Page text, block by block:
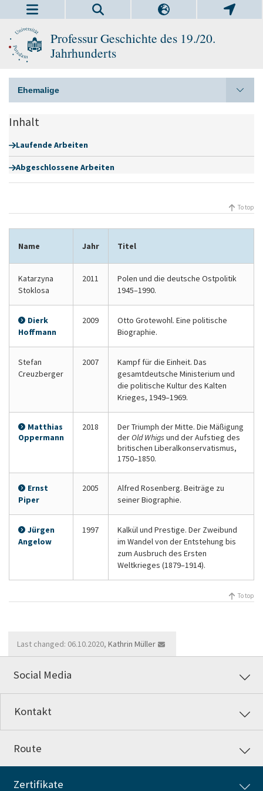
Professur Geschichte des 19./20.
Jahrhunderts
Ehemalige
Inhalt
Laufende Arbeiten
Abgeschlossene Arbeiten
To top
Name Jahr Titel
Katarzyna
Stoklosa
2011
Polen und die deutsche Ostpolitik
1945–1990.
Dierk
Hoffmann
2009
Otto Grotewohl. Eine politische
Biographie.
Stefan
Creuzberger
2007
Kampf für die Einheit. Das
gesamtdeutsche Ministerium und
die politische Kultur des Kalten
Krieges, 1949–1969.
Matthias
Oppermann
2018
Der Triumph der Mitte. Die Mäßigung
derOld Whigs und der Aufstieg des
britischen Liberalkonservatismus,
1750–1850.
Ernst
Piper
2005
Alfred Rosenberg. Beiträge zu
seiner Biographie.
Jürgen
Angelow
1997
Kalkül und Prestige. Der Zweibund
im Wandel von der Entstehung bis
zum Ausbruch des Ersten
Weltkrieges (1879–1914).
To top
Last changed: 06.10.2020, Kathrin Müller
Social Media
Kontakt
Route
Zertifikate